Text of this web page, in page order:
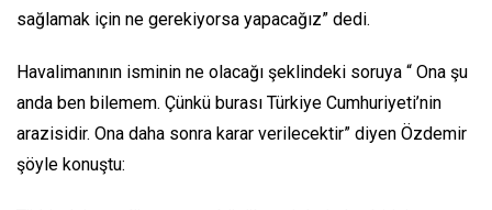
sağlamak için ne gerekiyorsa yapacağız” dedi.
Havalimanının isminin ne olacağı şeklindeki soruya “ Ona şu
anda ben bilemem. Çünkü burası Türkiye Cumhuriyeti’nin
arazisidir. Ona daha sonra karar verilecektir” diyen Özdemir
şöyle konuştu: